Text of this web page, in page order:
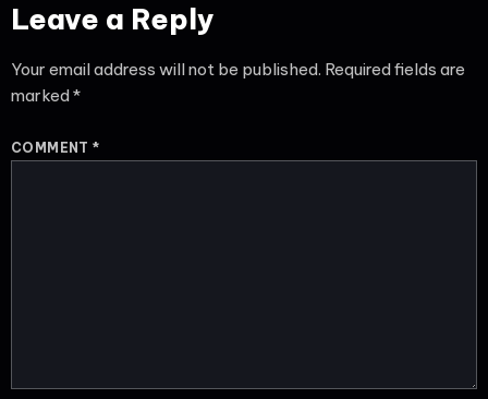
Leave a Reply
Your email address will not be published. Required fields are
marked*
COMMENT*